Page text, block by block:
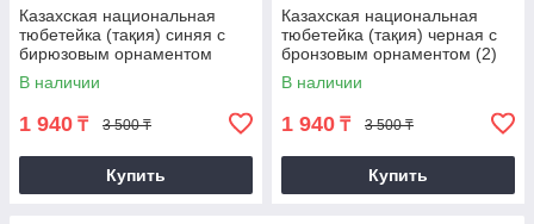
Казахская национальная
тюбетейка (тақия) синяя с
бирюзовым орнаментом
В наличии
1 940 ₸ 3 500 ₸
Купить
Казахская национальная
тюбетейка (тақия) черная с
бронзовым орнаментом (2)
В наличии
1 940 ₸ 3 500 ₸
Купить